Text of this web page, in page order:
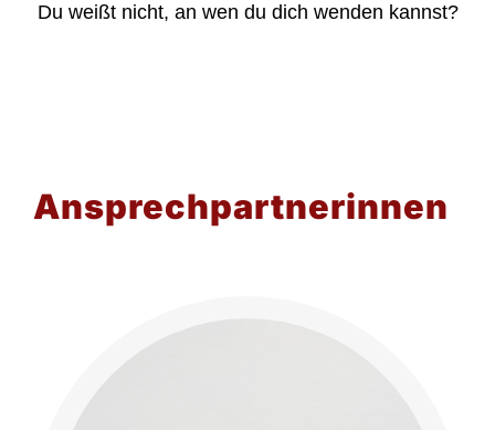
Du weißt nicht, an wen du dich wenden kannst?
Ansprechpartnerinnen